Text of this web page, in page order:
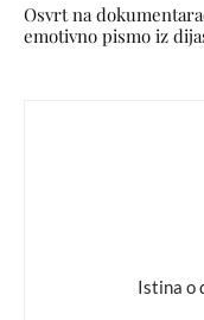
Osvrt na
emotivno pismo iz
Istina o